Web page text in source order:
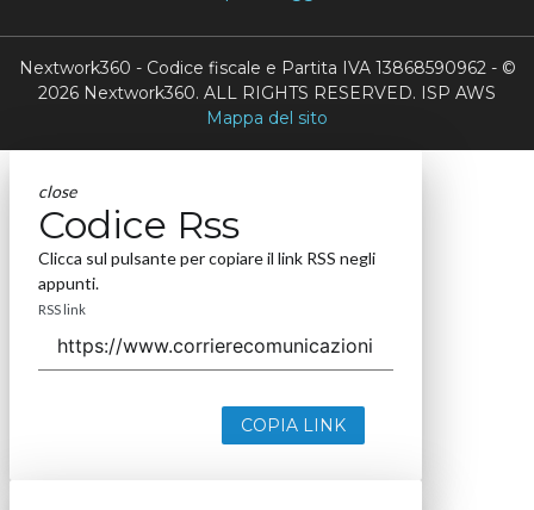
Nextwork360 - Codice fiscale e Partita IVA 13868590962 - ©
2026 Nextwork360. ALL RIGHTS RESERVED. ISP AWS
Mappa del sito
close
Codice Rss
Clicca sul pulsante per copiare il link RSS negli
appunti.
RSS link
COPIA LINK